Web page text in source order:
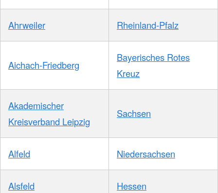
Ahrweiler Rheinland-Pfalz
Aichach-Friedberg
Bayerisches Rotes
Kreuz
Akademischer
Kreisverband Leipzig
Sachsen
Alfeld Niedersachsen
Alsfeld Hessen